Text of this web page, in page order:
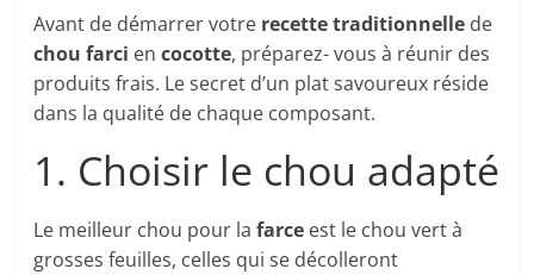
Avant de démarrer votre recette traditionnelle de
chou farci encocotte, préparez- vous à réunir des
produits frais. Le secret d’un plat savoureux réside
dans la qualité de chaque composant.
1. Choisir le chou adapté
Le meilleur chou pour lafarce est le chou vert à
grosses feuilles, celles qui se décolleront